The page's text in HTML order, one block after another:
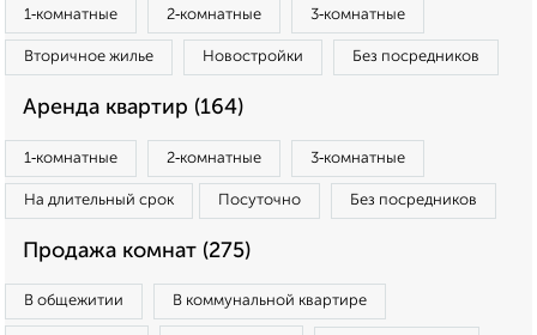
1‑комнатные 2‑комнатные 3‑комнатные
Вторичное жилье Новостройки Без посредников
Аренда квартир (164)
1‑комнатные 2‑комнатные 3‑комнатные
На длительный срок Посуточно Без посредников
Продажа комнат (275)
В общежитии В коммунальной квартире